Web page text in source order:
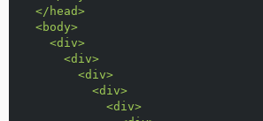
</head>
<body>
<div>
<div>
<div>
<div>
<div>